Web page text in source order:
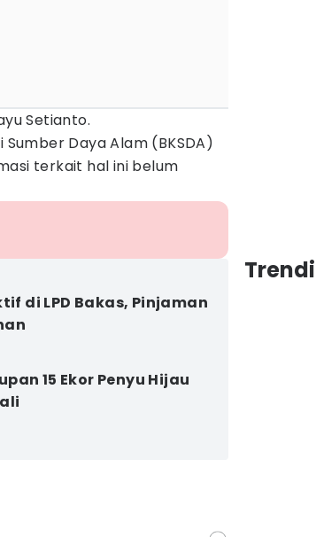
Setianto.
Daya Alam (BKSDA)
terkait hal ini belum
di LPD Bakas, Pinjaman
15 Ekor Penyu Hijau